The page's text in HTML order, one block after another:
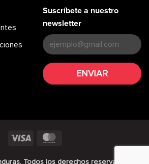
Suscríbete a nuestro
newsletter
Visa
Todos los derechos reservados